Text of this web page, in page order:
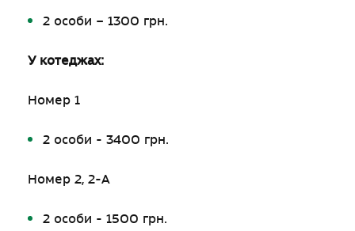
2 особи – 1300 грн.
У котеджах:
Номер 1
2 особи - 3400 грн.
Номер 2, 2-А
2 особи - 1500 грн.